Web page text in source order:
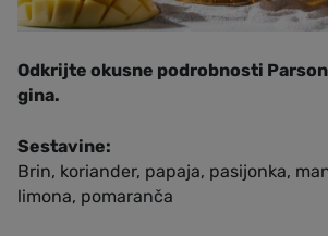
Odkrijte okusne podrobnosti
gina.
Sestavine:
Brin, koriander, papaja, pasijonka,
limona, pomaranča